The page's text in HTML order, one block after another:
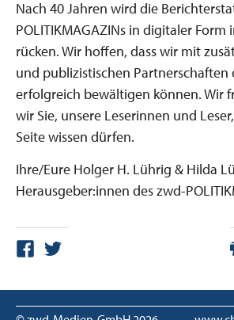
Nach 40 Jahren wird die
POLITIKMAGAZINs in digitaler
rücken. Wir hoffen, dass wir mit
und publizistischen Partnerschaften
erfolgreich bewältigen können. Wir
wir Sie, unsere Leserinnen und
Seite wissen dürfen.
Ihre/Eure Holger H. Lührig & Hilda
Herausgeber:innen des zwd-